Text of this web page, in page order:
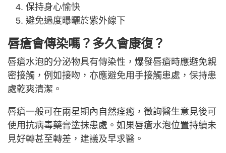
保持身心愉快
避免過度曝曬於紫外線下
唇瘡會傳染嗎？多久會康復？
唇瘡水泡的分泌物具有傳染性，爆發唇瘡時應避免親
密接觸，例如接吻，亦應避免用手接觸患處，保持患
處乾爽清潔。
唇瘡一般可在兩星期內自然痊癒，徵詢醫生意見後可
使用抗病毒藥膏塗抹患處。如果唇瘡水泡位置持續未
見好轉甚至轉差，建議及早求醫。